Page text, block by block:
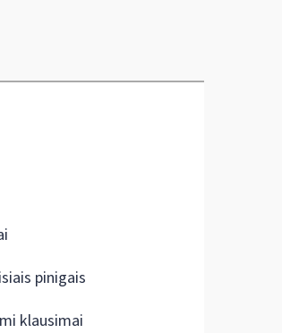
pinigais
klausimai